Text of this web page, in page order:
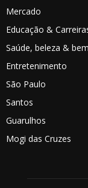
Mercado
Educação &
Saúde, beleza &
Entretenimento
São Paulo
Santos
Guarulhos
Mogi das Cruzes